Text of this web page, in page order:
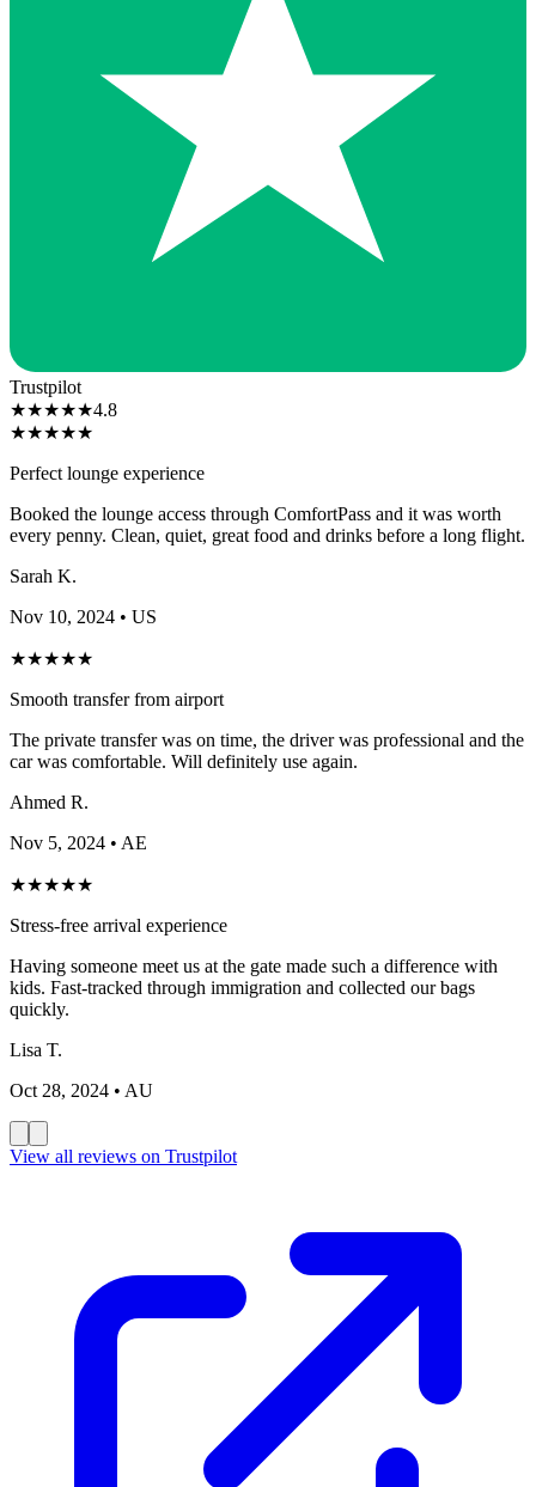
Trustpilot
★★★★★4.8
★★★★★
Perfect lounge experience
Booked the lounge access through ComfortPass and it was worth
every penny. Clean, quiet, great food and drinks before a long flight.
Sarah K.
Nov 10, 2024 • US
★★★★★
Smooth transfer from airport
The private transfer was on time, the driver was professional and the
car was comfortable. Will definitely use again.
Ahmed R.
Nov 5, 2024 • AE
★★★★★
Stress-free arrival experience
Having someone meet us at the gate made such a difference with
kids. Fast-tracked through immigration and collected our bags
quickly.
Lisa T.
Oct 28, 2024 • AU
View all reviews on Trustpilot